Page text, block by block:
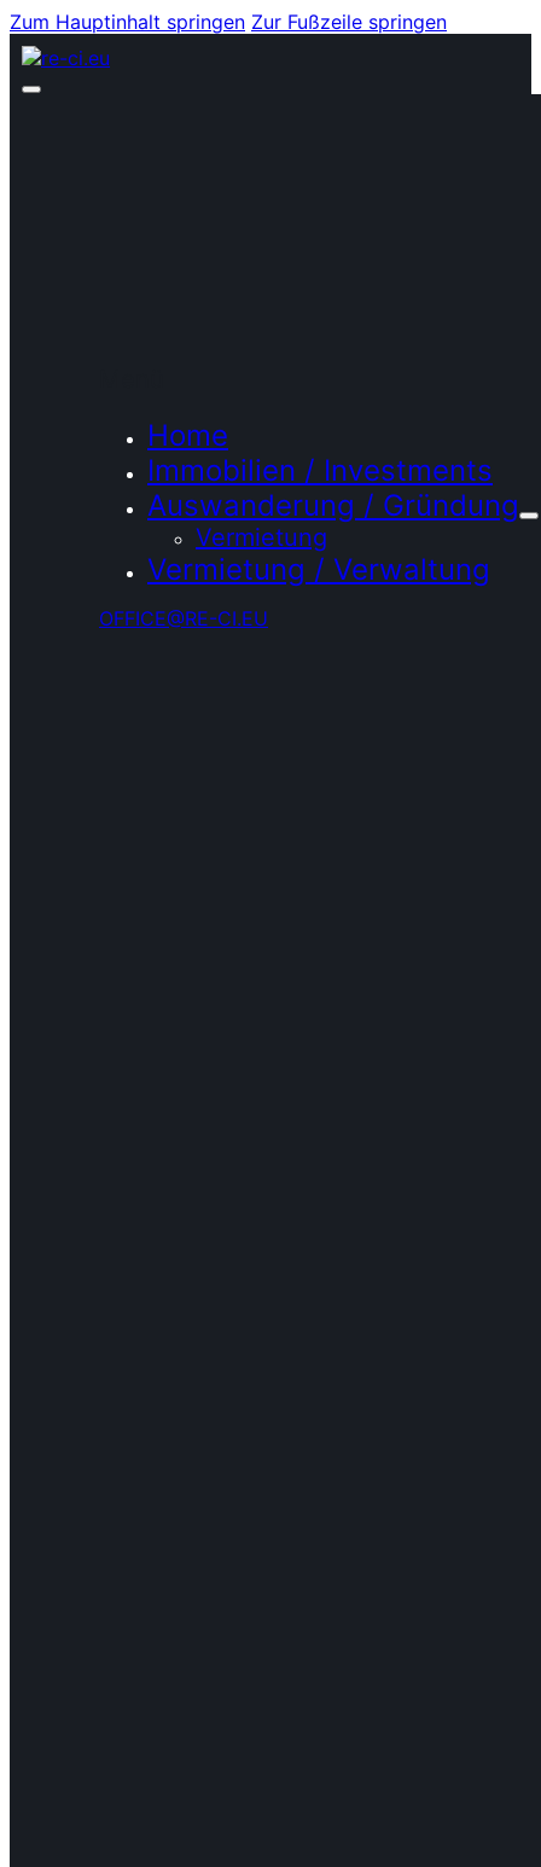
Zum Hauptinhalt springen Zur Fußzeile springen
Home
Immobilien / Investments
Auswanderung / Gründung
Vermietung
Vermietung / Verwaltung
OFFICE@RE-CI.EU